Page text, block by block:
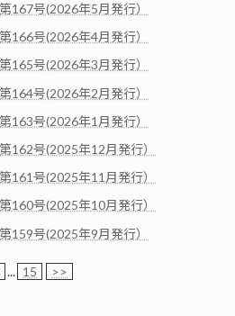
167号(2026年5月発行）
166号(2026年4月発行）
165号(2026年3月発行）
164号(2026年2月発行）
163号(2026年1月発行）
162号(2025年12月発行）
161号(2025年11月発行）
160号(2025年10月発行）
159号(2025年9月発行）
... 15 >>